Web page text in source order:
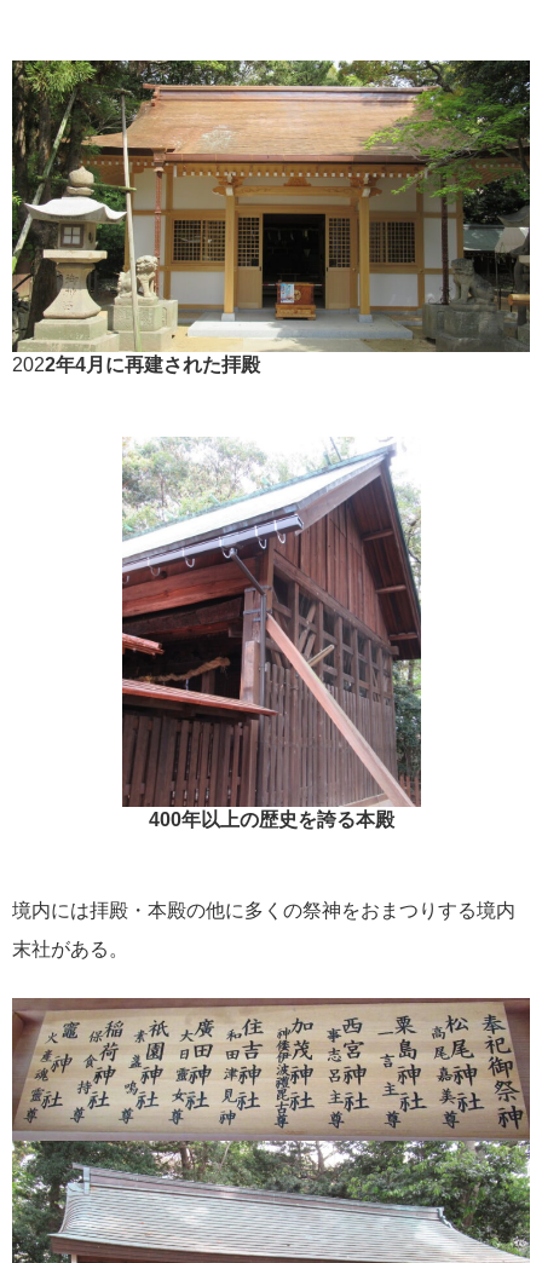
2022年4月に再建された拝殿
400年以上の歴史を誇る本殿
境内には拝殿・本殿の他に多くの祭神をおまつりする境内
末社がある。